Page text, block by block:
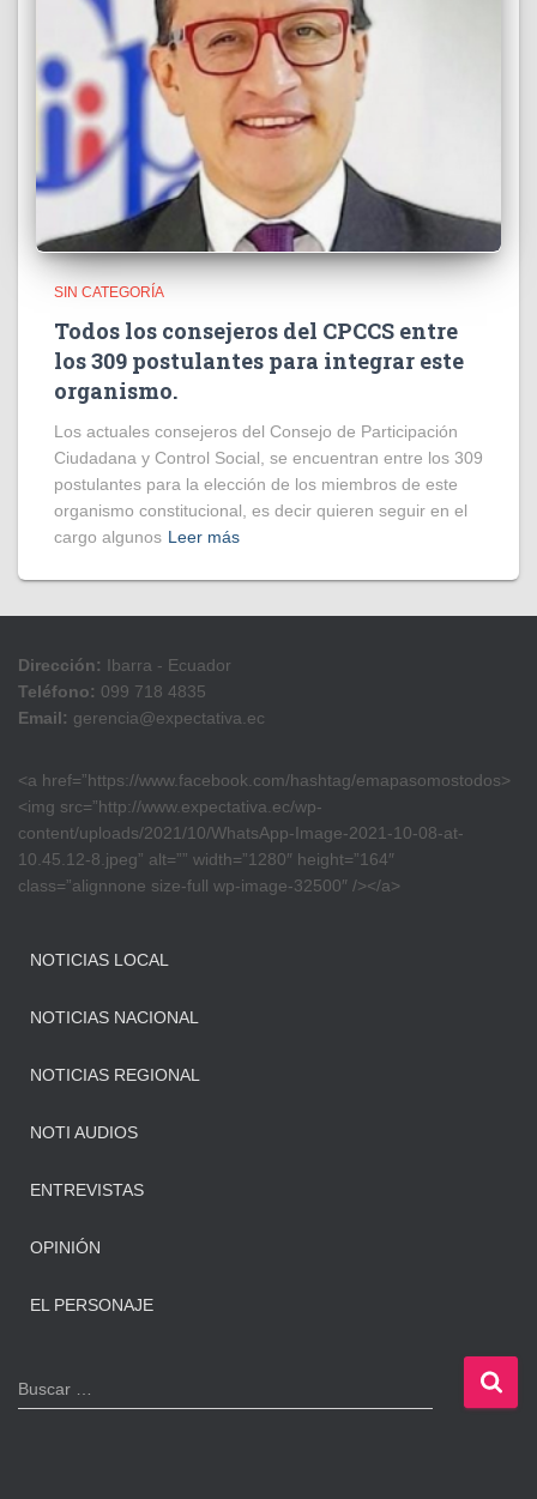
SIN CATEGORÍA
Todos los consejeros del CPCCS entre
los 309 postulantes para integrar este
organismo.
Los actuales consejeros del Consejo de Participación
Ciudadana y Control Social, se encuentran entre los 309
postulantes para la elección de los miembros de este
organismo constitucional, es decir quieren seguir en el
cargo algunos Leer más
Dirección: Ibarra - Ecuador
Teléfono: 099 718 4835
Email: gerencia@expectativa.ec
<a href=”https://www.facebook.com/hashtag/emapasomostodos>
<img src=”http://www.expectativa.ec/wp-
content/uploads/2021/10/WhatsApp-Image-2021-10-08-at-
10.45.12-8.jpeg” alt=”” width=”1280″ height=”164″
class=”alignnone size-full wp-image-32500″ /></a>
NOTICIAS LOCAL
NOTICIAS NACIONAL
NOTICIAS REGIONAL
NOTI AUDIOS
ENTREVISTAS
OPINIÓN
EL PERSONAJE
B
u
Buscar …